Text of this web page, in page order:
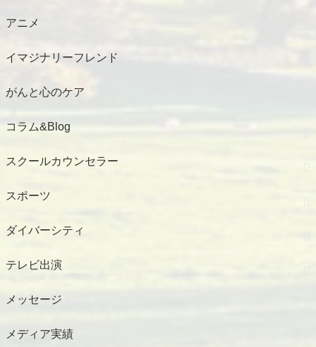
アニメ
イマジナリーフレンド
がんと心のケア
コラム&Blog
スクールカウンセラー
スポーツ
ダイバーシティ
テレビ出演
メッセージ
メディア実績